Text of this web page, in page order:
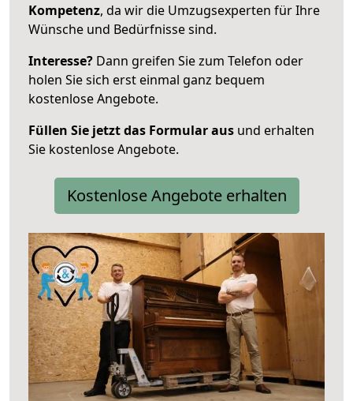
Kompetenz, da wir die Umzugsexperten für Ihre
Wünsche und Bedürfnisse sind.
Interesse? Dann greifen Sie zum Telefon oder
holen Sie sich erst einmal ganz bequem
kostenlose Angebote.
Füllen Sie jetzt das Formular aus und erhalten
Sie kostenlose Angebote.
Kostenlose Angebote erhalten